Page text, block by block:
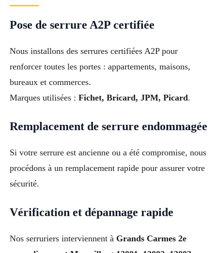
Pose de serrure A2P certifiée
Nous installons des serrures certifiées A2P pour
renforcer toutes les portes : appartements, maisons,
bureaux et commerces.
Marques utilisées : Fichet, Bricard, JPM, Picard.
Remplacement de serrure endommagée
Si votre serrure est ancienne ou a été compromise, nous
procédons à un remplacement rapide pour assurer votre
sécurité.
Vérification et dépannage rapide
Nos serruriers interviennent à Grands Carmes 2e